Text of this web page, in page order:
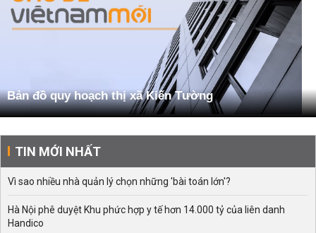
Bản đồ quy hoạch thị xã Kiến Tường
TIN MỚI NHẤT
Vì sao nhiều nhà quản lý chọn những 'bài toán lớn'?
Hà Nội phê duyệt Khu phức hợp y tế hơn 14.000 tỷ của liên danh
Handico